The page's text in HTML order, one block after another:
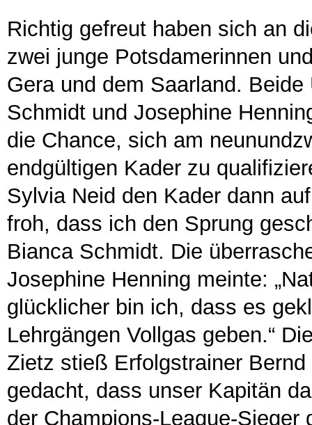
Richtig gefreut haben sich an
zwei junge Potsdamerinnen
Gera und dem Saarland.
Schmidt und Josephine
die Chance, sich am
endgültigen Kader zu
Sylvia Neid den Kader dann
froh, dass ich den Sprung
Bianca Schmidt. Die
Josephine Henning meinte:
glücklicher bin ich, dass es
Lehrgängen Vollgas geben.“
Zietz stieß Erfolgstrainer
gedacht, dass unser Kapitän
der Champions-League-